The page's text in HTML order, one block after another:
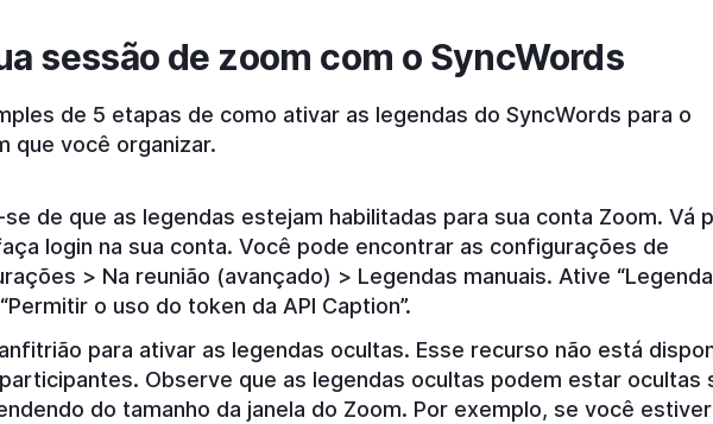
sessão de zoom com o SyncWords
de 5 etapas de como ativar as legendas do SyncWords para o
que você organizar.
de que as legendas estejam habilitadas para sua conta Zoom. Vá
login na sua conta. Você pode encontrar as configurações de
> Na reunião (avançado) > Legendas manuais. Ative
o uso do token da API Caption”.
para ativar as legendas ocultas. Esse recurso não está
Observe que as legendas ocultas podem estar ocultas
do tamanho da janela do Zoom. Por exemplo, se você